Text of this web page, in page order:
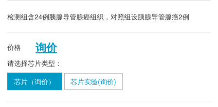
检测组含24例胰腺导管腺癌组织，对照组设胰腺导管腺癌2例
价格 询价
请选择芯片类型：
芯片（询价）
芯片实验(询价)